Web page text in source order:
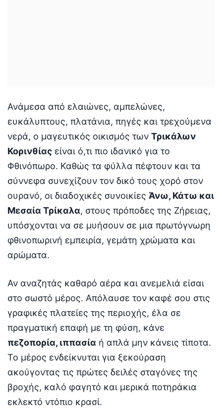
Ανάμεσα από ελαιώνες, αμπελώνες,
ευκάλυπτους, πλατάνια, πηγές και τρεχούμενα
νερά, ο μαγευτικός οικισμός των Τρικάλων
Κορινθίας είναι ό,τι πιο ιδανικό για το
Φθινόπωρο. Καθώς τα φύλλα πέφτουν και τα
σύννεφα συνεχίζουν τον δικό τους χορό στον
ουρανό, οι διαδοχικές συνοικίες Άνω, Κάτω και
Μεσαία Τρίκαλα, στους πρόποδες της Ζήρειας,
υπόσχονται να σε μυήσουν σε μια πρωτόγνωρη
φθινοπωρινή εμπειρία, γεμάτη χρώματα και
αρώματα.
Αν αναζητάς καθαρό αέρα και ανεμελιά είσαι
στο σωστό μέρος. Απόλαυσε τον καφέ σου στις
γραφικές πλατείες της περιοχής, έλα σε
πραγματική επαφή με τη φύση, κάνε
πεζοπορία, ιππασία ή απλά μην κάνεις τίποτα.
Το μέρος ενδείκνυται για ξεκούραση
ακούγοντας τις πρώτες δειλές σταγόνες της
βροχής, καλό φαγητό και μερικά ποτηράκια
εκλεκτό ντόπιο κρασί.